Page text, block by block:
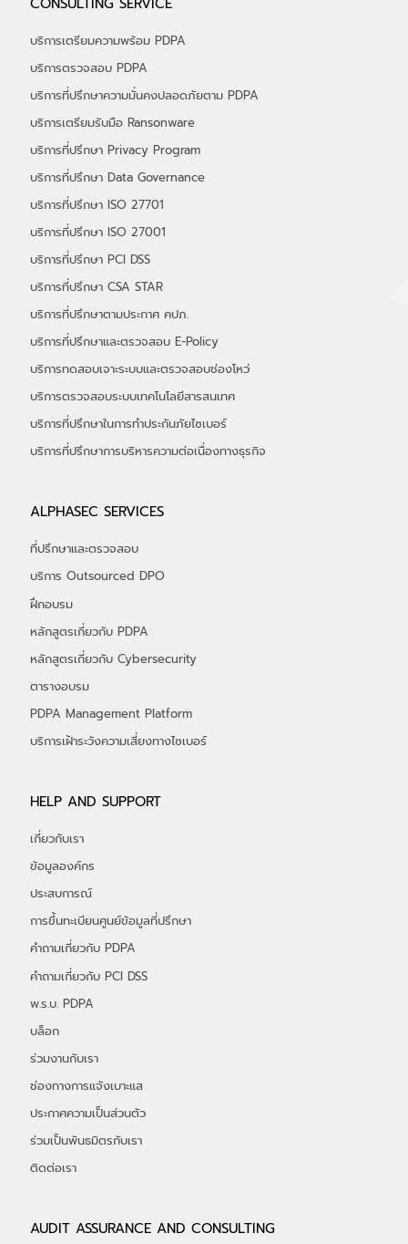
depa ในงาน THAIDEF-EX 2026 รับ
เกียรติ "รมว.พาณิชย์" เยี่ยมชมบูธ พร้อมรับ
ฟังสิทธิประโยชน์ จาก depa กว่า 50%
AUDIT ASSURANCE AND CONSULTING
บริการเตรียมความพร้อม PDPA
บริการตรวจสอบ PDPA
บริการที่ปรึกษาความมั่นคงปลอดภัยตาม PDPA
บริการเตรียมรับมือ Ransonware
บริการที่ปรึกษา Privacy Program
บริการที่ปรึกษา Data Governance
บริการที่ปรึกษา ISO 27701
บริการที่ปรึกษา ISO 27001
บริการที่ปรึกษา PCI DSS
บริการที่ปรึกษา CSA STAR
บริการที่ปรึกษาตามประกาศ คปภ.
บริการที่ปรึกษาและตรวจสอบ E-Policy
บริการทดสอบเจาะระบบและตรวจสอบช่องโหว่
บริการตรวจสอบระบบเทคโนโลยีสารสนเทศ
บริการที่ปรึกษาในการทำประกันภัยไซเบอร์
​บริการที่ปรึกษาการบริหารความต่อเนื่องทางธุรกิจ
ALPHASEC SERVICES
ที่ปรึกษาและตรวจสอบ
บริการ Outsourced DPO
ฝึกอบรม
หลักสูตรเกี่ยวกับ PDPA
หลักสูตรเกี่ยวกับ Cybersecurity
ตารางอบรม
PDPA Management Platform
บริการเฝ้าระวังความเสี่ยงทางไซเบอร์
HELP AND SUPPORT
เกี่ยวกับเรา
ข้อมูลองค์กร
ประสบการณ์
การขึ้นทะเบียนศูนย์ข้อมูลที่ปรึกษา
คำถามเกี่ยวกับ PDPA
คำถามเกี่ยวกับ PCI DSS
พ.ร.บ. PDPA
บล็อก
ร่วมงานกับเรา
ช่องทางการแจ้งเบาะแส
ประกาศความเป็นส่วนตัว
ร่วมเป็นพันธมิตรกับเรา
ติดต่อเรา